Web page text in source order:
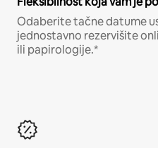
Odaberite tačne datume
jednostavno rezervišite
ili papirologije.*